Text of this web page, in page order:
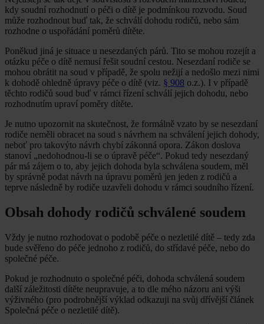
kdy soudní rozhodnutí o péči o dítě je podmínkou rozvodu. Soud
může rozhodnout buď tak, že schválí dohodu rodičů, nebo sám
rozhodne o uspořádání poměrů dítěte.
Poněkud jiná je situace u nesezdaných párů. Tito se mohou rozejít a
otázku péče o dítě nemusí řešit soudní cestou. Nesezdaní rodiče se
mohou obrátit na soud v případě, že spolu nežijí a nedošlo mezi nimi
k dohodě ohledně úpravy péče o dítě (viz. § 908 o.z.). I v případě
těchto rodičů soud buď v rámci řízení schválí jejich dohodu, nebo
rozhodnutím upraví poměry dítěte.
Je nutno upozornit na skutečnost, že formálně vzato by se nesezdaní
rodiče neměli obracet na soud s návrhem na schválení jejich dohody,
neboť pro takovýto návrh chybí zákonná opora. Zákon doslova
stanoví „nedohodnou-li se o úpravě péče“. Pokud tedy nesezdaný
pár má zájem o to, aby jejich dohoda byla schválena soudem, měl
by správně podat návrh na úpravu poměrů jen jeden z rodičů a
teprve následně by rodiče uzavřeli dohodu v rámci soudního řízení.
Obsah dohody rodičů schválené soudem
Vždy je nutno rozhodovat o podobě péče o nezletilé dítě – tedy zda
bude svěřeno do péče jednoho z rodičů, do střídavé péče, nebo do
společné péče.
Pokud je rozhodnuto o společné péči, dohoda schválená soudem
další záležitosti dítěte neupravuje, a to dle mého názoru ani výši
výživného (pro podrobnější výklad odkazuji na svůj dřívější článek
Společná péče o nezletilé dítě).